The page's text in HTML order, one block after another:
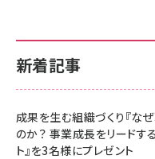
新着記事
成果を生む組織づくり『な
のか？ 事業成長をリードす
ト』を3名様にプレゼント